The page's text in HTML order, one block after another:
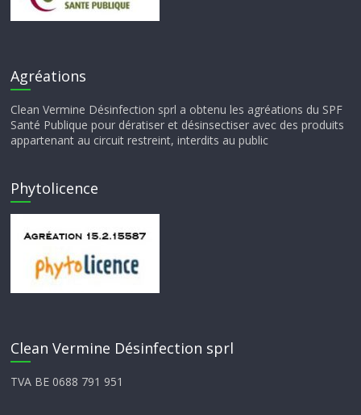
Agréations
Clean Vermine Désinfection sprl a obtenu les agréations du SPF
Santé Publique pour dératiser et désinsectiser avec des produits
appartenant au circuit restreint, interdits au public
Phytolicence
Clean Vermine Désinfection sprl
TVA BE 0688 791 951